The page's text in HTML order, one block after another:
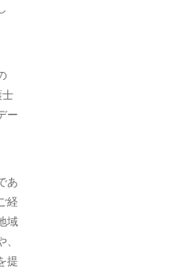
ー
あ
経
域
提